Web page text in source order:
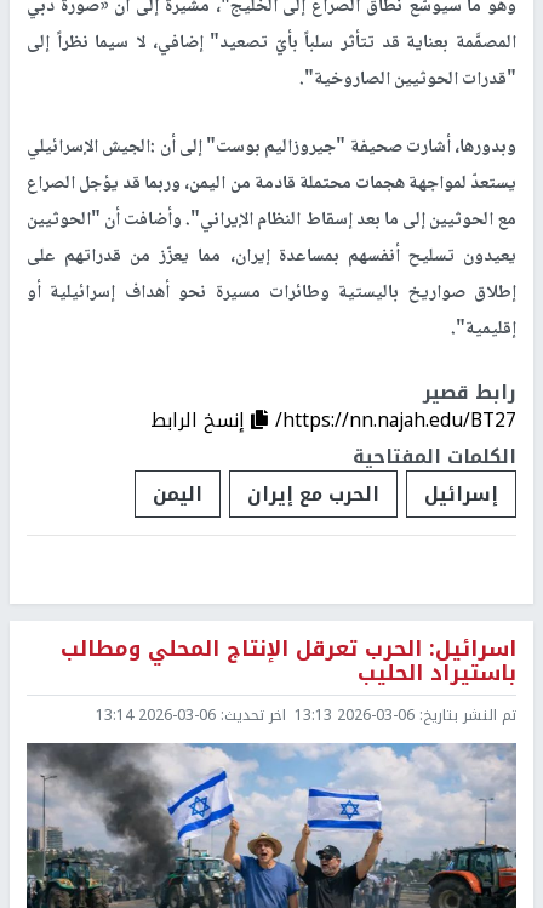
وهو ما سيوسّع نطاق الصراع إلى الخليج"، مشيرة إلى أن «صورة دبي
المصمَّمة بعناية قد تتأثر سلباً بأيّ تصعيد" إضافي، لا سيما نظراً إلى
"قدرات الحوثيين الصاروخية".
وبدورها، أشارت صحيفة "جيروزاليم بوست" إلى أن :الجيش الإسرائيلي
يستعدّ لمواجهة هجمات محتملة قادمة من اليمن، وربما قد يؤجل الصراع
مع الحوثيين إلى ما بعد إسقاط النظام الإيراني". وأضافت أن "الحوثيين
يعيدون تسليح أنفسهم بمساعدة إيران، مما يعزّز من قدراتهم على
إطلاق صواريخ باليستية وطائرات مسيرة نحو أهداف إسرائيلية أو
إقليمية".
رابط قصير
https://nn.najah.edu/BT27/
إنسخ الرابط
الكلمات المفتاحية
إسرائيل
الحرب مع إيران اليمن
اسرائيل: الحرب تعرقل الإنتاج المحلي ومطالب
باستيراد الحليب
تم النشر بتاريخ: 2026-03-06 13:13 اخر تحديث: 2026-03-06 13:14